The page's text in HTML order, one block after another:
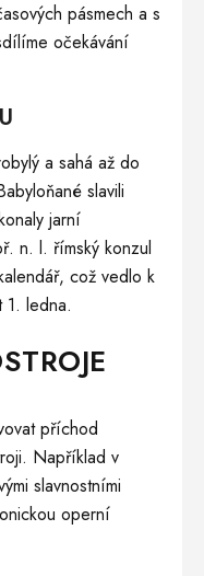
pásmech a s
očekávání
a sahá až do
slavili
jarní
n. l. římský konzul
což vedlo k
1. ledna.
příchod
Například v
slavnostními
operní